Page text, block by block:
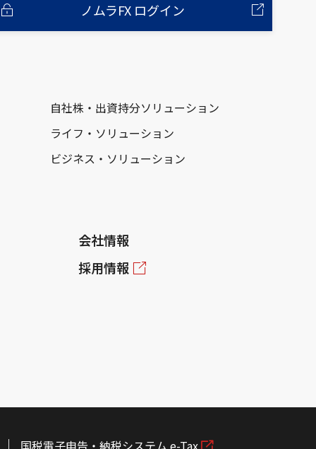
ノムラFX ログイン
自社株・出資持分ソリューション
ライフ・ソリューション
ビジネス・ソリューション
会社情報
採用情報